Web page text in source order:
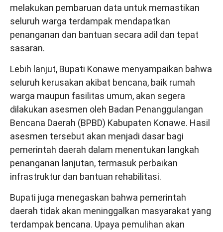
melakukan pembaruan data untuk memastikan
seluruh warga terdampak mendapatkan
penanganan dan bantuan secara adil dan tepat
sasaran.
Lebih lanjut, Bupati Konawe menyampaikan bahwa
seluruh kerusakan akibat bencana, baik rumah
warga maupun fasilitas umum, akan segera
dilakukan asesmen oleh Badan Penanggulangan
Bencana Daerah (BPBD) Kabupaten Konawe. Hasil
asesmen tersebut akan menjadi dasar bagi
pemerintah daerah dalam menentukan langkah
penanganan lanjutan, termasuk perbaikan
infrastruktur dan bantuan rehabilitasi.
Bupati juga menegaskan bahwa pemerintah
daerah tidak akan meninggalkan masyarakat yang
terdampak bencana. Upaya pemulihan akan